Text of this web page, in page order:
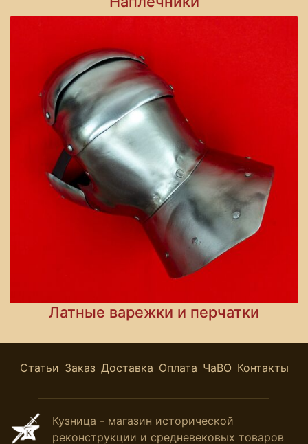
Латные варежки и перчатки
Статьи Заказ Доставка Оплата ЧаВО Контакты
Кузница - магазин исторической
реконструкции и средневековых товаров